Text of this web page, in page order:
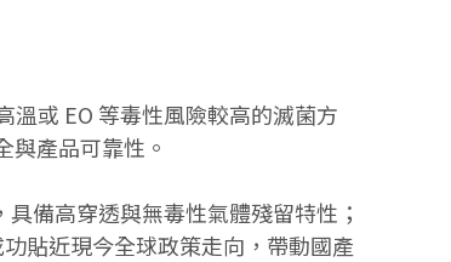
溫或 EO 等毒性風險較高的滅菌方
產品可靠性。
備高穿透與無毒性氣體殘留特性；
貼近現今全球政策走向，帶動國產